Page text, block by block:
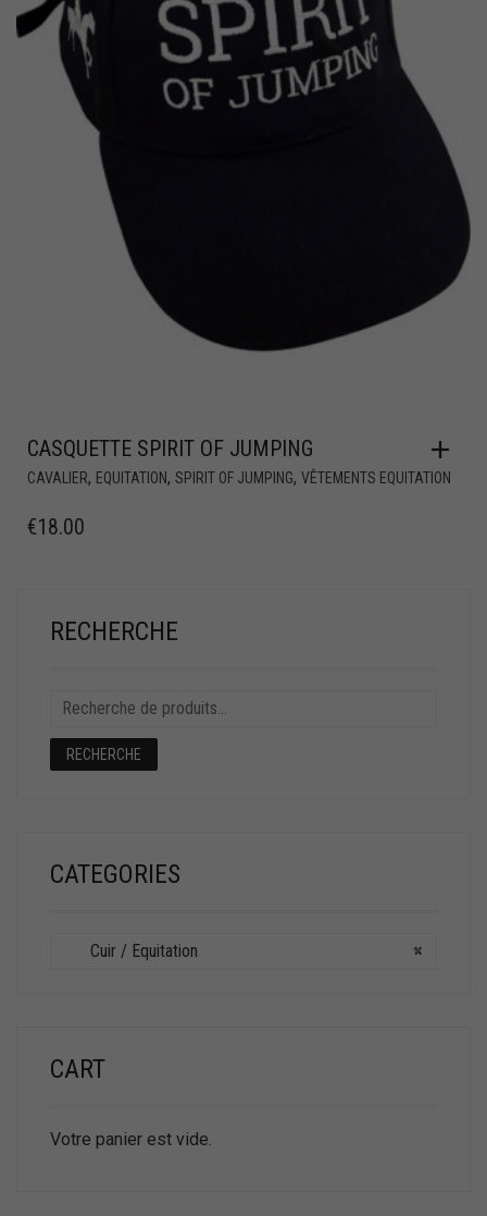
CASQUETTE SPIRIT OF JUMPING
CAVALIER, EQUITATION, SPIRIT OF JUMPING, VÊTEMENTS EQUITATION
€18.00
RECHERCHE
RECHERCHE
CATEGORIES
×
Cuir / Equitation
CART
Votre panier est vide.